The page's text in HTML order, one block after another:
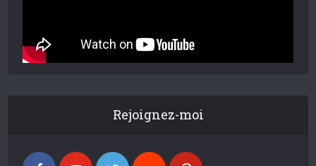
Rejoignez-moi